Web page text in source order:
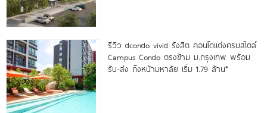
รีวิว dcondo vivid รังสิต คอนโดแต่งครบสไตล์
Campus Condo ตรงข้าม ม.กรุงเทพ พร้อม
รับ-ส่ง ถึงหน้ามหาลัย เริ่ม 1.79 ล้าน*